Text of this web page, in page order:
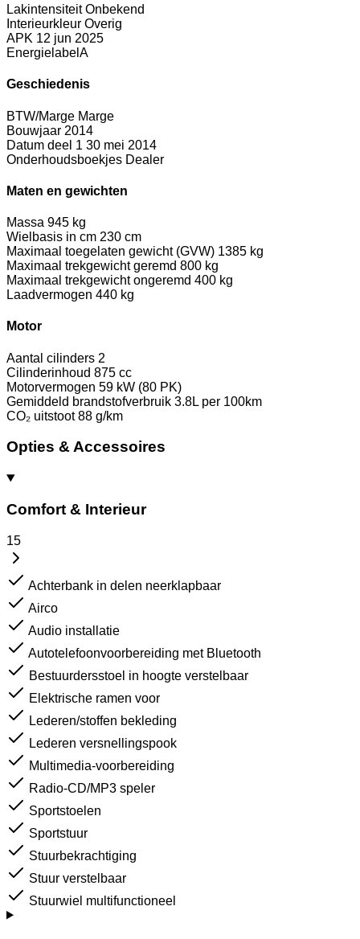
Lakintensiteit Onbekend
Interieurkleur Overig
APK 12 jun 2025
Energielabel A
Geschiedenis
BTW/Marge Marge
Bouwjaar 2014
Datum deel 1 30 mei 2014
Onderhoudsboekjes Dealer
Maten en gewichten
Massa 945 kg
Wielbasis in cm 230 cm
Maximaal toegelaten gewicht (GVW) 1385 kg
Maximaal trekgewicht geremd 800 kg
Maximaal trekgewicht ongeremd 400 kg
Laadvermogen 440 kg
Motor
Aantal cilinders 2
Cilinderinhoud 875 cc
Motorvermogen 59 kW (80 PK)
Gemiddeld brandstofverbruik 3.8L per 100km
CO₂ uitstoot 88 g/km
Opties & Accessoires
Comfort & Interieur
15
Achterbank in delen neerklapbaar
Airco
Audio installatie
Autotelefoonvoorbereiding met Bluetooth
Bestuurdersstoel in hoogte verstelbaar
Elektrische ramen voor
Lederen/stoffen bekleding
Lederen versnellingspook
Multimedia-voorbereiding
Radio-CD/MP3 speler
Sportstoelen
Sportstuur
Stuurbekrachtiging
Stuur verstelbaar
Stuurwiel multifunctioneel